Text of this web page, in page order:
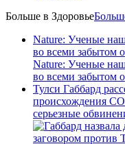
Больше в Здоровье
Nature: Ученые
во всеми забытом
Nature: Ученые
во всеми забытом
Тулси Габбард
происхождения
серьезные